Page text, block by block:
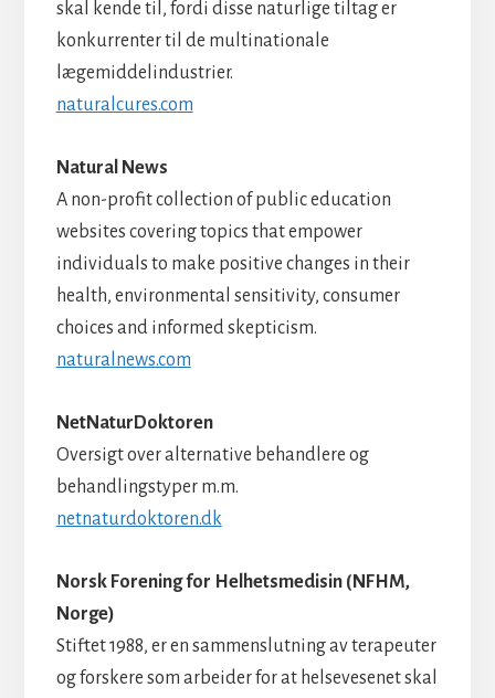
skal kende til, fordi disse naturlige tiltag er
konkurrenter til de multinationale
lægemiddelindustrier.
naturalcures.com
Natural News
A non-profit collection of public education
websites covering topics that empower
individuals to make positive changes in their
health, environmental sensitivity, consumer
choices and informed skepticism.
naturalnews.com
NetNaturDoktoren
Oversigt over alternative behandlere og
behandlingstyper m.m.
netnaturdoktoren.dk
Norsk Forening for Helhetsmedisin (NFHM,
Norge)
Stiftet 1988, er en sammenslutning av terapeuter
og forskere som arbeider for at helsevesenet skal